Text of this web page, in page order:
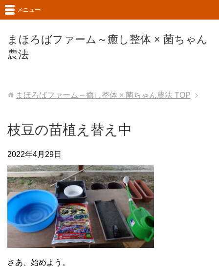
まほろばファーム～癒し整体 × 菌ちゃん
農法
メニュー
まほろばファーム～癒し整体 × 菌ちゃん農法 TOP
枝豆の苗植え替え中
2022年4月29日
さあ、始めよう。